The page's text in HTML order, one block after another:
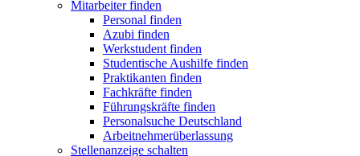
Mitarbeiter finden
Personal finden
Azubi finden
Werkstudent finden
Studentische Aushilfe finden
Praktikanten finden
Fachkräfte finden
Führungskräfte finden
Personalsuche Deutschland
Arbeitnehmerüberlassung
Stellenanzeige schalten